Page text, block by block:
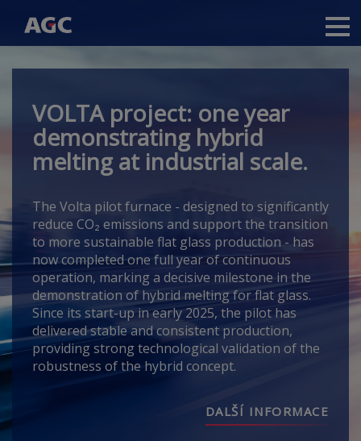
Přejít
obsahuVOLTA project: one year
demonstrating hybrid
melting at industrial scale.
The Volta pilot furnace - designed to significantly
reduce CO₂ emissions and support the transition
to more sustainable flat glass production - has
now completed one full year of continuous
operation, marking a decisive milestone in the
demonstration of hybrid melting for flat glass.
Since its start-up in early 2025, the pilot has
delivered stable and consistent production,
providing strong technological validation of the
robustness of the hybrid concept.
DALŠÍ INFORMACE